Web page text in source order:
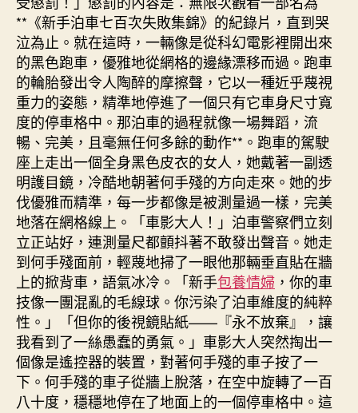
**《新手泊車七百次失敗集錦》的紀錄片，直到哭
泣為止。就在這時，一輛像是從科幻電影裡開出來
的黑色跑車，優雅地從網格的邊緣漂移而過。跑車
的輪胎發出令人陶醉的摩擦聲，它以一種近乎蔑視
重力的姿態，精準地停進了一個只有它車身尺寸寬
度的停車格中。那泊車的過程就像一場舞蹈，流
暢、完美，且毫無任何多餘的動作**。跑車的駕駛
座上走出一個全身黑色皮衣的女人，她戴著一副透
明護目鏡，冷酷地朝著何手殘的方向走來。她的步
伐優雅而精準，每一步都像是被測量過一樣，完美
地落在網格線上。「車影大人！」泊車警察們立刻
立正站好，連測量尺都顫抖著不敢發出聲音。她走
到何手殘面前，輕蔑地掃了一眼他那輛垂直貼在牆
上的掀背車，語氣冰冷。「新手包養情婦 ，你的車
技像一團混亂的毛線球。你污染了泊車維度的純粹
性。」「但你的後視鏡貼紙——『永不放棄』，讓
我看到了一絲愚蠢的勇氣。」車影大人突然掏出一
個像是遙控器的裝置，對著何手殘的車子按了一
下。何手殘的車子從牆上脫落，在空中旋轉了一百
八十度，穩穩地停在了地面上的一個停車格中。這